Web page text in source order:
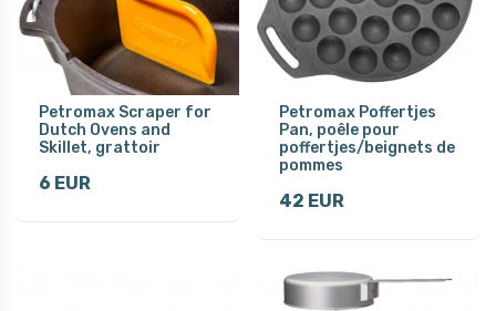
Petromax Scraper for
Dutch Ovens and
Skillet, grattoir
6 EUR
Petromax Poffertjes
Pan, poêle pour
poffertjes/beignets de
pommes
42 EUR